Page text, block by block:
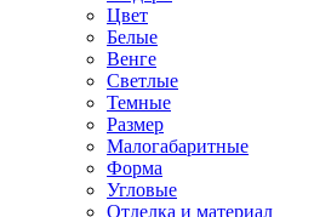
Цвет
Белые
Венге
Светлые
Темные
Размер
Малогабаритные
Форма
Угловые
Отделка и материал